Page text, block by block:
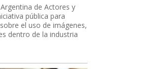
de Actores y
pública para
el uso de imágenes,
dentro de la industria